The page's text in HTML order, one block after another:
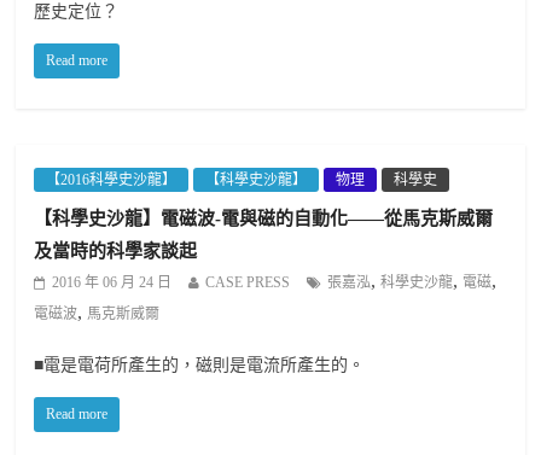
歷史定位？
Read more
【2016科學史沙龍】 【科學史沙龍】 物理 科學史
【科學史沙龍】電磁波-電與磁的自動化——從馬克斯威爾
及當時的科學家談起
2016 年 06 月 24 日 CASE PRESS 張嘉泓,科學史沙龍, 電磁,
電磁波, 馬克斯威爾
■電是電荷所產生的，磁則是電流所產生的。
Read more